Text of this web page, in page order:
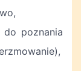
poznania